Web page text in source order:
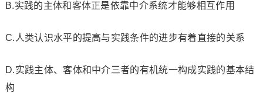
B.实践的主体和客体正是依靠中介系统才能够相互作用
C.人类认识水平的提高与实践条件的进步有着直接的关系
D.实践主体、客体和中介三者的有机统一构成实践的基本结
构